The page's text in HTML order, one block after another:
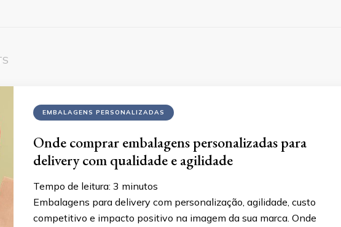
EMBALAGENS PERSONALIZADAS
Onde comprar embalagens personalizadas para
delivery com qualidade e agilidade
Tempo de leitura: 3 minutos
Embalagens para delivery com personalização, agilidade, custo
competitivo e impacto positivo na imagem da sua marca. Onde